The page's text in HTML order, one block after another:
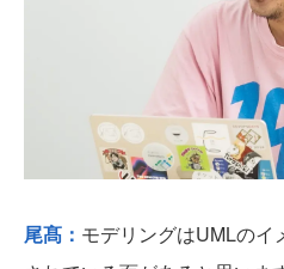
尾髙： モデリングはUMLの